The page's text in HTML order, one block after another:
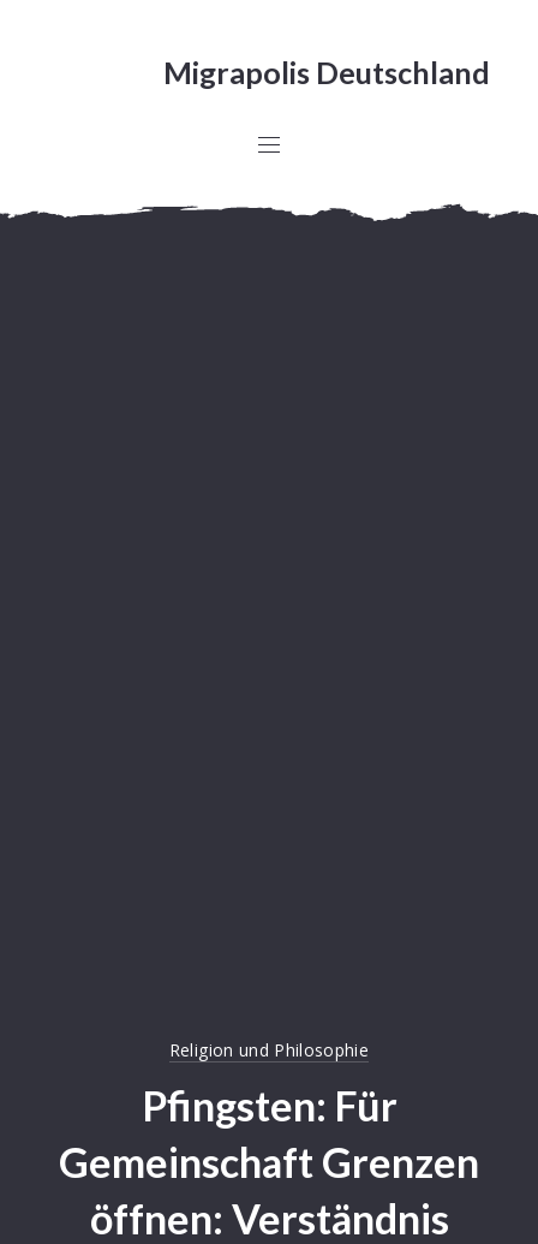
Migrapolis Deutschland
Religion und Philosophie
Pfingsten: Für
Gemeinschaft Grenzen
öffnen: Verständnis